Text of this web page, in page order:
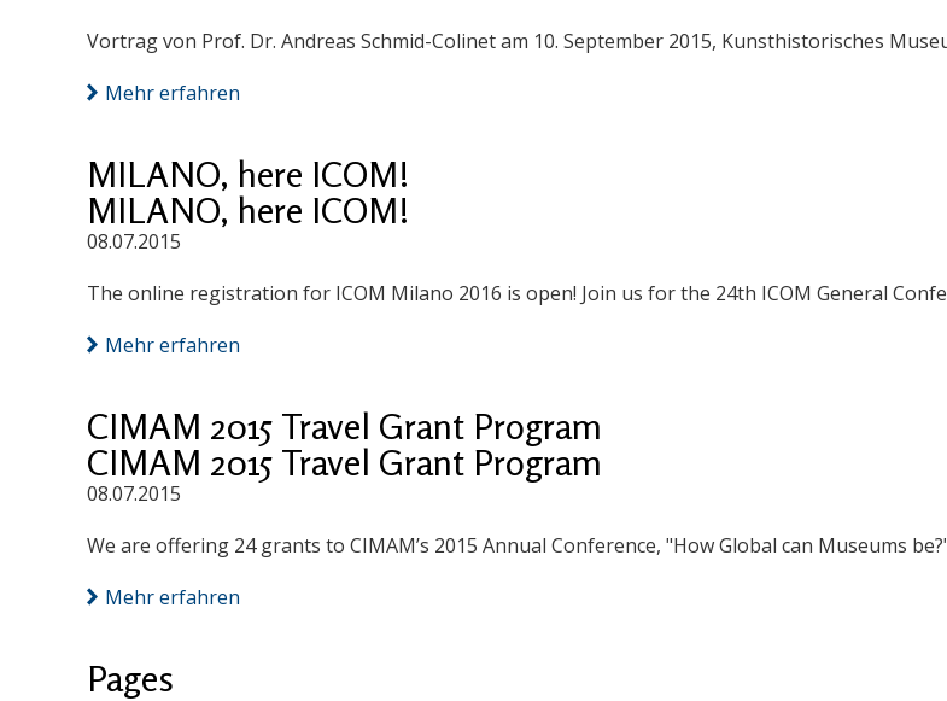
Vortrag von Prof. Dr. Andreas Schmid-Colinet am 10. September 2015, Kunsthistorisches
Mehr erfahren
MILANO, here ICOM!
MILANO, here ICOM!
08.07.2015
The online registration for ICOM Milano 2016 is open! Join us for the 24th ICOM General
Mehr erfahren
CIMAM 2015 Travel Grant Program
CIMAM 2015 Travel Grant Program
08.07.2015
We are offering 24 grants to CIMAM’s 2015 Annual Conference, "How Global can Museums
Mehr erfahren
Pages